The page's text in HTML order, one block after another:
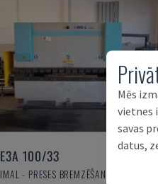
E3A 100/33
IMAL - PRESES BREMZĒŠANAS MAŠĪNA
Mēs
vietnes
savas
datus,